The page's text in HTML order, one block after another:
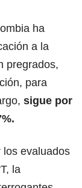
ha
a la
pregrados,
para
sigue por
los evaluados
la